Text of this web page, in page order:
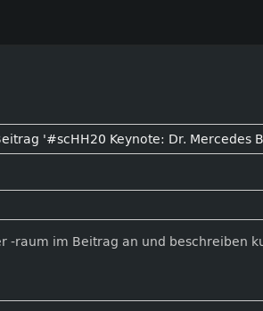
-raum im Beitrag an und beschreiben